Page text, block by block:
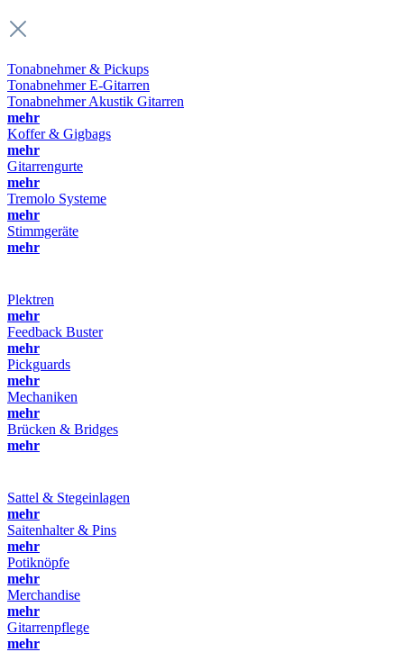
Tonabnehmer & Pickups
Tonabnehmer E-Gitarren
Tonabnehmer Akustik Gitarren
mehr
Koffer & Gigbags
mehr
Gitarrengurte
mehr
Tremolo Systeme
mehr
Stimmgeräte
mehr
Plektren
mehr
Feedback Buster
mehr
Pickguards
mehr
Mechaniken
mehr
Brücken & Bridges
mehr
Sattel & Stegeinlagen
mehr
Saitenhalter & Pins
mehr
Potiknöpfe
mehr
Merchandise
mehr
Gitarrenpflege
mehr